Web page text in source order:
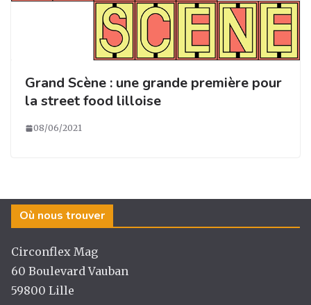
Grand Scène : une grande première pour
la street food lilloise
08/06/2021
Où nous trouver
Circonflex Mag
60 Boulevard Vauban
59800 Lille